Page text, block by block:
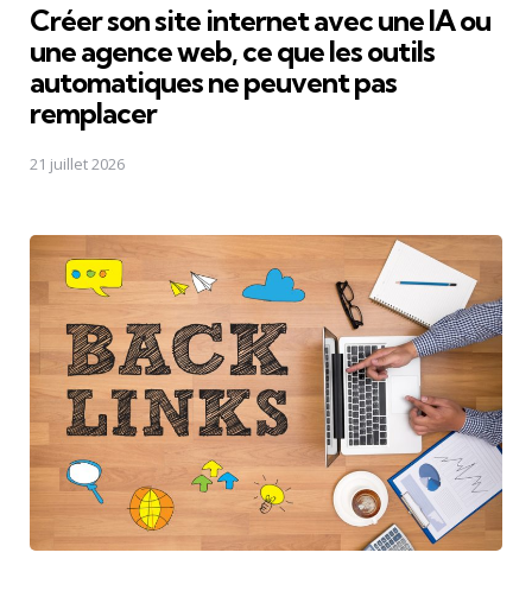
Créer son site internet avec une IA ou
une agence web, ce que les outils
automatiques ne peuvent pas
remplacer
21 juillet 2026